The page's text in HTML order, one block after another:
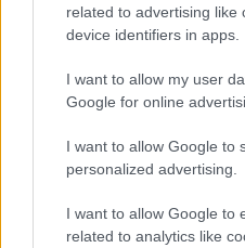
related to advertising like
device identifiers in apps.
I want to allow my user
Google for online
I want to allow Google to
personalized advertising.
I want to allow Google to
related to analytics like
Consejos de compra: 5
26. abril 2023 PorJesus Gallo|
Si necesitas defensas baratos para
a continuación te ofrecemos cinco
valor de mercado inferior a 1,5